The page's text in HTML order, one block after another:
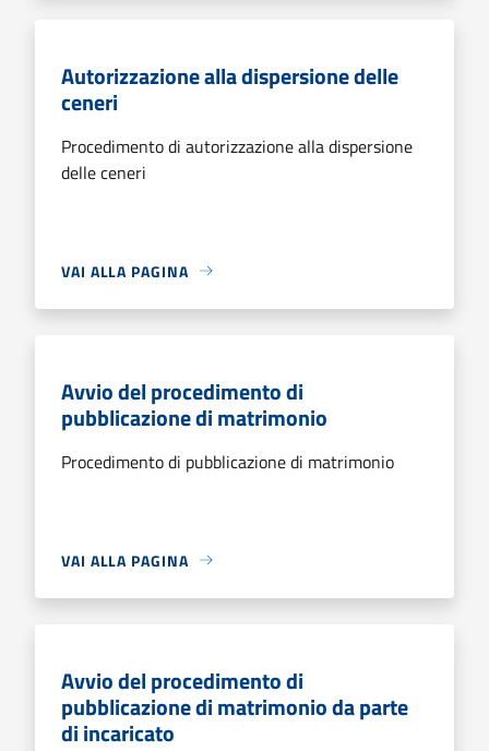
Autorizzazione alla dispersione delle
ceneri
Procedimento di autorizzazione alla dispersione
delle ceneri
VAI ALLA PAGINA
Avvio del procedimento di
pubblicazione di matrimonio
Procedimento di pubblicazione di matrimonio
VAI ALLA PAGINA
Avvio del procedimento di
pubblicazione di matrimonio da parte
di incaricato